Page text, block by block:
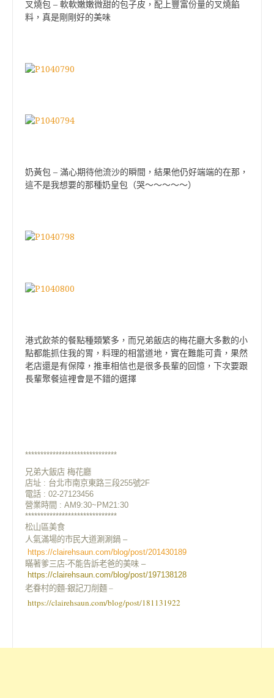
叉燒包 – 軟軟嫩嫩微甜的包子皮，配上豐富份量的叉燒餡
料，真是剛剛好的美味
奶黃包 – 滿心期待他流沙的瞬間，結果他仍好端端的在那，
這不是我想要的那種奶皇包（哭～～～～～）
港式飲茶的餐點種類繁多，而兄弟飯店的梅花廳大多數的小
點都能抓住我的胃，料理的相當道地，實在難能可貴，果然
老店還是有保障，推車相信也是很多長輩的回憶，下次要跟
長輩聚餐這裡會是不錯的選擇
******************************
兄弟大飯店 梅花廳
店址 : 台北市南京東路三段255號2F
電話 : 02-27123456
營業時間 : AM9:30~PM21:30
******************************
松山區美食
人氣滿場的市民大道涮涮鍋 –
https://clairehsaun.com/blog/post/201430189
瞞著爹三店-不能告訴老爸的美味 –
https://clairehsaun.com/blog/post/197138128
老眷村的麵-銀記刀削麵 –
https://clairehsaun.com/blog/post/181131922